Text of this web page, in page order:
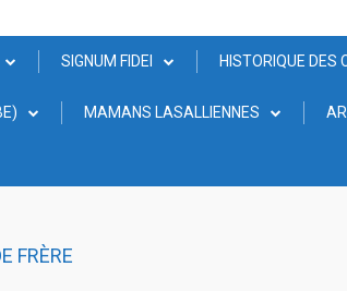
SIGNUM FIDEI HISTORIQUE DES
MAMANS LASALLIENNES
FRÈRE